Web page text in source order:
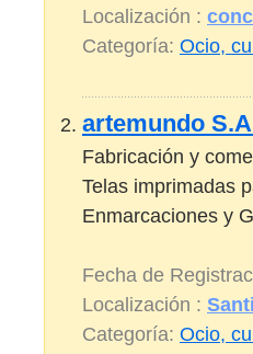
Localización :
Categoría: Ocio,
artemundo S.A
Fabricación y
Telas imprimadas
Enmarcaciones y
Fecha de
Localización :
Categoría: Ocio,